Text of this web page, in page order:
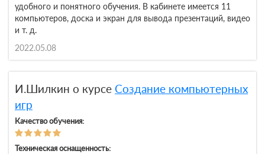
удобного и понятного обучения. В кабинете имеется 11
компьютеров, доска и экран для вывода презентаций, видео
и т. д.
2022.05.08
И.Шилкин о курсе Создание компьютерных
игр
Качество обучения:
Техническая оснащенность: